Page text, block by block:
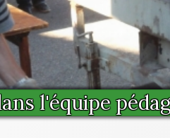
l'équipe